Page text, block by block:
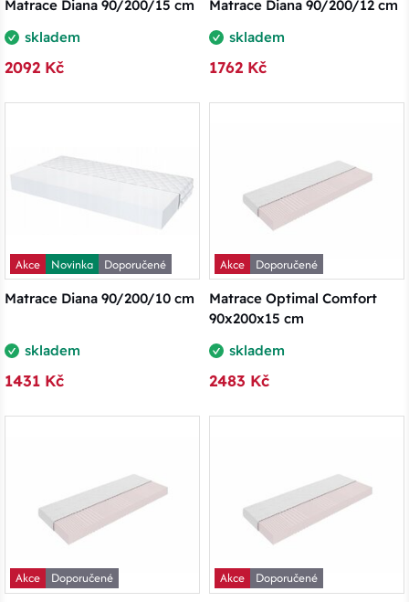
Matrace Diana 90/200/15 cm
skladem
2092 Kč
Matrace Diana 90/200/12 cm
skladem
1762 Kč
Akce Novinka
Doporučené
Matrace Diana 90/200/10 cm
skladem
1431 Kč
Akce
Doporučené
Matrace Optimal Comfort
90x200x15 cm
skladem
2483 Kč
Akce
Doporučené
Akce
Doporučené